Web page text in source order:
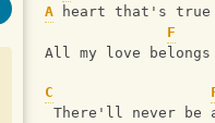
A heart that's true
F
All my love
C
There'll never be